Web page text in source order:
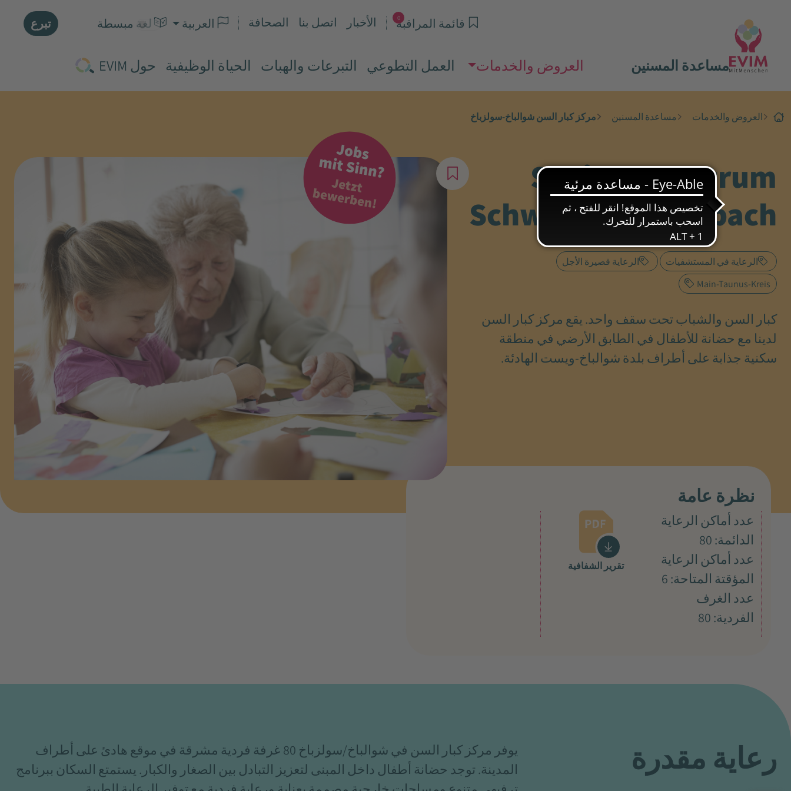
مساعدة المسنين العروض والخدمات العمل التطوعي التبرعات والهبات الحياة الوظيفية حول EVIM
0
قائمة المراقبة الأخبار اتصل بنا الصحافة العربية لغة مبسطة تبرع
العروض والخدمات مساعدة المسنين مركز كبار السن شوالباخ-سولزباخ
Seniorenzentrum
Schwalbach/Sulzbach
الرعاية في المستشفيات
الرعاية قصيرة الأجل
Main-Taunus-Kreis
كبار السن والشباب تحت سقف واحد. يقع مركز كبار السن
لدينا مع حضانة للأطفال في الطابق الأرضي في منطقة
سكنية جذابة على أطراف بلدة شوالباخ-ويست الهادئة.
نظرة عامة
عدد أماكن الرعاية
الدائمة: 80
عدد أماكن الرعاية
المؤقتة المتاحة: 6
عدد الغرف
الفردية: 80
تقرير الشفافية
رعاية مقدرة
يوفر مركز كبار السن في شوالباخ/سولزباخ 80 غرفة فردية مشرقة في موقع هادئ على أطراف
المدينة. توجد حضانة أطفال داخل المبنى لتعزيز التبادل بين الصغار والكبار. يستمتع السكان ببرنامج